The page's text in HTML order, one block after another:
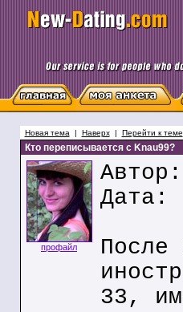
Новая тема | Наверх| Перейти к теме
Кто переписывается с Knau99?
профайл
Автор:
После
33,